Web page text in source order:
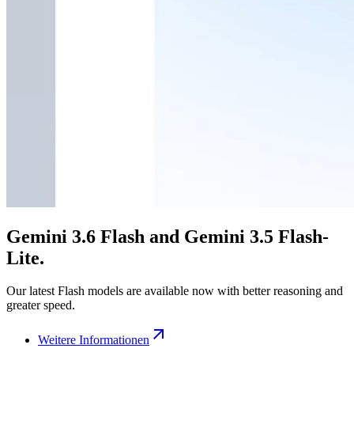
Gemini 3.6 Flash and Gemini 3.5 Flash-
Lite.
Our latest Flash models are available now with better reasoning and
greater speed.
Weitere Informationen